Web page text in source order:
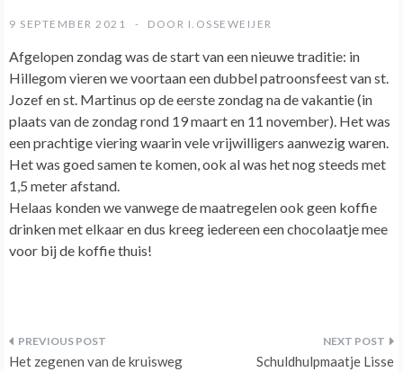
9 SEPTEMBER 2021 DOOR I.OSSEWEIJER
Afgelopen zondag was de start van een nieuwe traditie: in
Hillegom vieren we voortaan een dubbel patroonsfeest van st.
Jozef en st. Martinus op de eerste zondag na de vakantie (in
plaats van de zondag rond 19 maart en 11 november). Het was
een prachtige viering waarin vele vrijwilligers aanwezig waren.
Het was goed samen te komen, ook al was het nog steeds met
1,5 meter afstand.
Helaas konden we vanwege de maatregelen ook geen koffie
drinken met elkaar en dus kreeg iedereen een chocolaatje mee
voor bij de koffie thuis!
Bericht
Het zegenen van de kruisweg
Schuldhulpmaatje Lisse